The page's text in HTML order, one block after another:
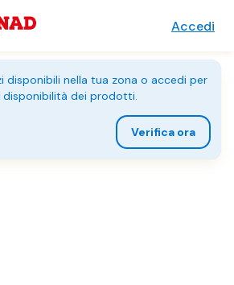
Accedi
disponibili nella tua zona o accedi per
disponibilità dei prodotti.
Verifica ora